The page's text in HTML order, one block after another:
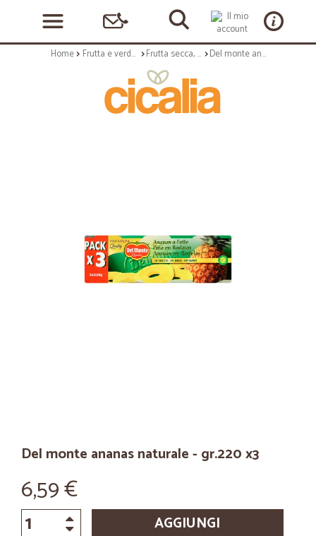
Home Frutta e verdura Frutta secca, candita e sciroppata Del monte ananas naturale - gr.220 x3
Del monte ananas naturale - gr.220 x3
6,59 €
AGGIUNGI